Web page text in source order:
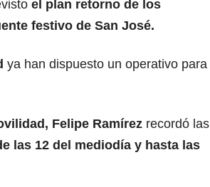
el plan retorno de los
festivo de San José.
ya han dispuesto un operativo para
Felipe Ramírez recordó las
las 12 del mediodía y hasta las